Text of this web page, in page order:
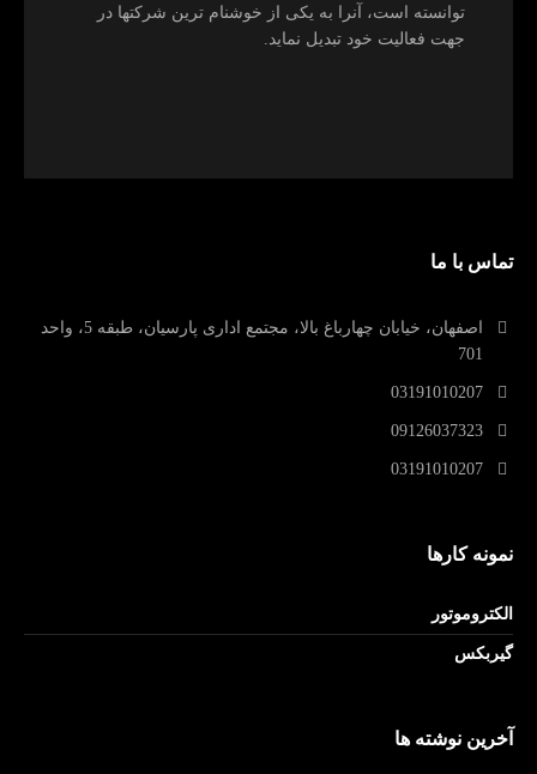
توانسته است، آنرا به یکی از خوشنام ترین شرکتها در
جهت فعالیت خود تبدیل نماید.
تماس با ما
اصفهان، خیابان چهارباغ بالا، مجتمع اداری پارسیان، طبقه 5، واحد
701
03191010207
09126037323
03191010207
نمونه کارها
الکتروموتور
گیربکس
آخرین نوشته ها